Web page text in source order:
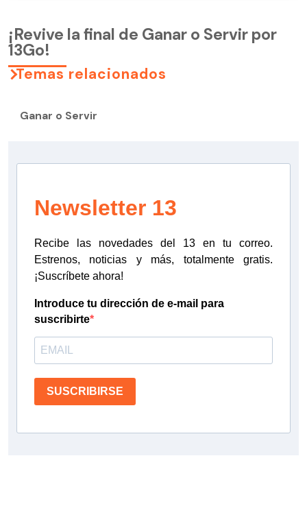
¡Revive la final de Ganar o Servir por
13Go!
Temas relacionados
Ganar o Servir
Newsletter 13
Recibe las novedades del 13 en tu correo.
Estrenos, noticias y más, totalmente gratis.
¡Suscríbete ahora!
Introduce tu dirección de e-mail para
suscribirte
SUSCRIBIRSE